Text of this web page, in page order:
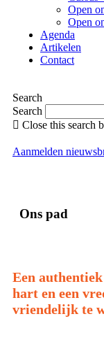
Open
Open
Agenda
Artikelen
Contact
Search
Search
Close this search
Aanmelden
Ons pad
Een
hart en een
vriendelijk te